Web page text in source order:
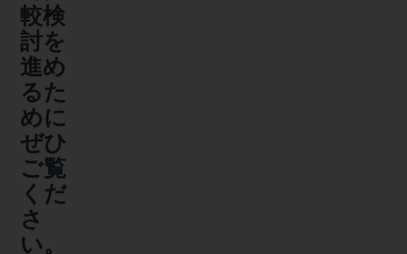
較検
討を
進め
るた
めに
ぜひ
ご覧
くだ
さ
い。